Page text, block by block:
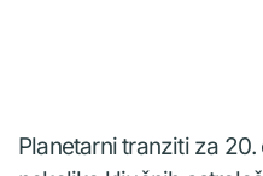
Planetarni tranziti za